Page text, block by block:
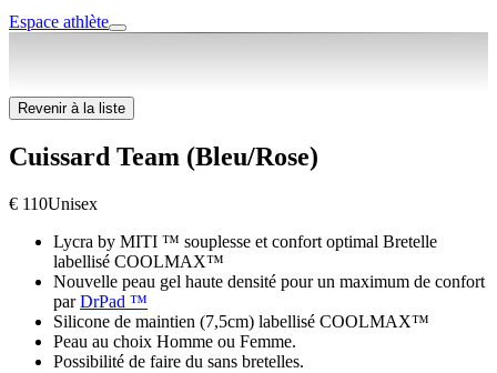
Espace athlète
Revenir à la liste
Cuissard Team (Bleu/Rose)
€ 110Unisex
Lycra by MITI ™ souplesse et confort optimal Bretelle
labellisé COOLMAX™
Nouvelle peau gel haute densité pour un maximum de confort
parDrPad ™
Silicone de maintien (7,5cm) labellisé COOLMAX™
Peau au choix Homme ou Femme.
Possibilité de faire du sans bretelles.